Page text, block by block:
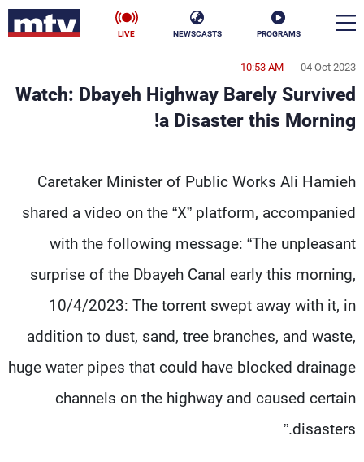
PROGRAMS
NEWSCASTS
LIVE
04 Oct 2023
10:53 AM
Watch: Dbayeh Highway Barely Survived
a Disaster this Morning!
Caretaker Minister of Public Works Ali Hamieh
shared a video on the “X” platform, accompanied
with the following message: “The unpleasant
surprise of the Dbayeh Canal early this morning,
10/4/2023: The torrent swept away with it, in
addition to dust, sand, tree branches, and waste,
huge water pipes that could have blocked drainage
channels on the highway and caused certain
disasters.”
en
الأخبار
إقتصاد فن
منوعات
البرامج
جدول البرامج
الترددات